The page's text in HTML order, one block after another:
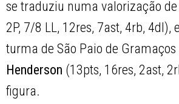
se traduziu numa valorização
2P, 7/8 LL, 12res, 7ast, 4rb, 4dl),
turma de São Paio de Gramaços
Henderson (13pts, 16res, 2ast,
figura.